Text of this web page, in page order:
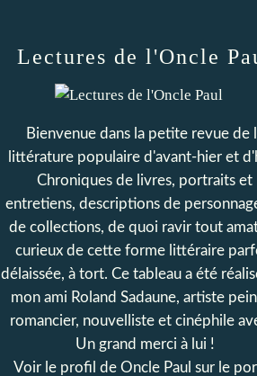
Lectures de l'Oncle
Bienvenue dans la petite revue de
littérature populaire d'avant-hier et
Chroniques de livres, portraits et
entretiens, descriptions de
de collections, de quoi ravir tout
curieux de cette forme littéraire
délaissée, à tort. Ce tableau a été
mon ami Roland Sadaune, artiste
romancier, nouvelliste et cinéphile
Un grand merci à lui !
Voir le profil de Oncle Paul sur le